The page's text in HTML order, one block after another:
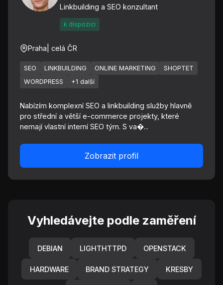
Linkbuilding a SEO konzultant
k dispozici
Praha | celá ČR
SEO LINKBUILDING ONLINE MARKETING
SHOPTET
WORDPRESS
+1 další
Nabízím komplexní SEO a linkbuilding služby hlavně
pro střední a větší e-commerce projekty, které
nemají vlastní interní SEO tým. S va�...
Zobrazit profil
Vyhledávejte podle zaměření
DEBIAN LIGHTHTTPD OPENSTACK
HARDWARE BRAND STRATEGY KRESBY